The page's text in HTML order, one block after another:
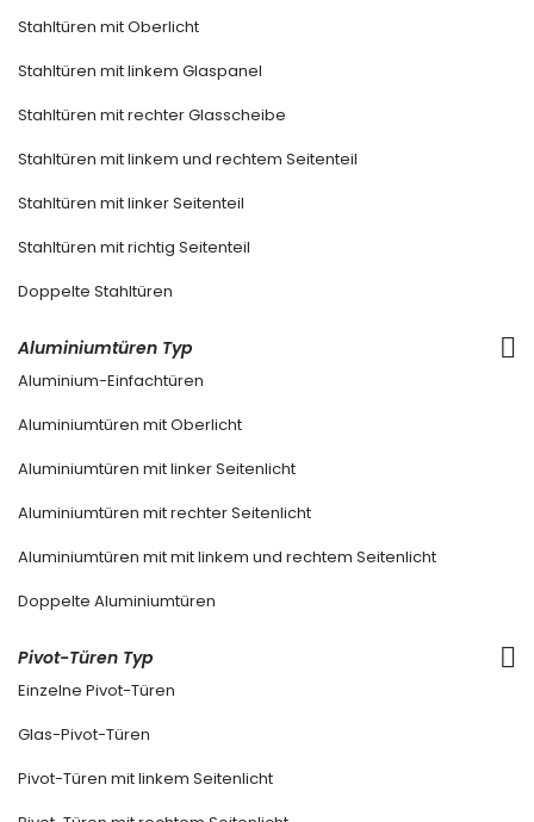
Stahltüren mit Oberlicht
Stahltüren mit linkem Glaspanel
Stahltüren mit rechter Glasscheibe
Stahltüren mit linkem und rechtem Seitenteil
Stahltüren mit linker Seitenteil
Stahltüren mit richtig Seitenteil
Doppelte Stahltüren
Aluminiumtüren Typ
Aluminium-Einfachtüren
Aluminiumtüren mit Oberlicht
Aluminiumtüren mit linker Seitenlicht
Aluminiumtüren mit rechter Seitenlicht
Aluminiumtüren mit mit linkem und rechtem Seitenlicht
Doppelte Aluminiumtüren
Pivot-Türen Typ
Einzelne Pivot-Türen
Glas-Pivot-Türen
Pivot-Türen mit linkem Seitenlicht